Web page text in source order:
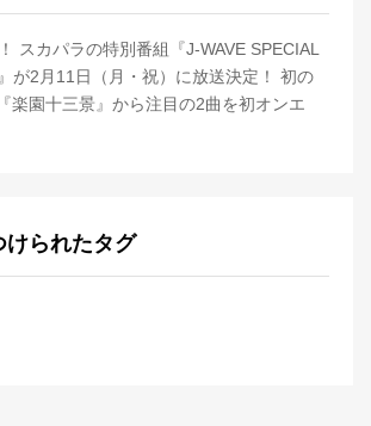
スカパラの特別番組『J-WAVE SPECIAL
が2月11日（月・祝）に放送決定！ 初の
楽園十三景』から注目の2曲を初オンエ
けられたタグ